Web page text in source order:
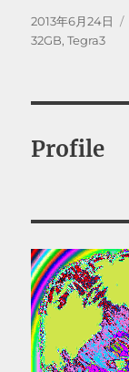
投
稿
2013年6月24日
32GB,Tegra3
Profile